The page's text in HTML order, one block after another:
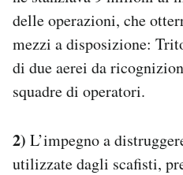
delle operazioni, che
mezzi a disposizione:
di due aerei da
squadre di operatori.
2) L’impegno a
utilizzate dagli scafisti,